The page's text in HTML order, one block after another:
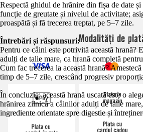
Respectă ghidul de hrănire din fișa de date și
funcție de greutate și nivelul de activitate;
proaspătă și fă trecerea treptat, pe 5–7 zile.
Întrebări și răspunsuri:
Pentru ce câini este potrivită această hrană?
adulți de talie mare, ca hrană completă
Cum fac trecerea la această hrană?
timp de 5–7 zile, crescând progresiv
În concluzie: această hrană uscată este o
hrănirea zilnică a câinilor adulți de talie
ingrediente orientate spre digestie și
Modalități de